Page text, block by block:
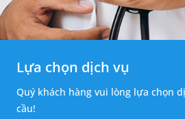
Lựa chọn dịch vụ
Quý khách hàng vui lòng lựa chọn
cầu!